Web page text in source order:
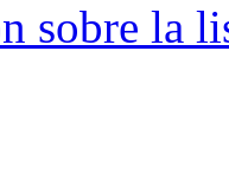
sobre la